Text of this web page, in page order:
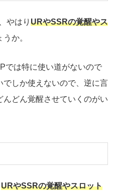
やはり URやSSRの覚醒やス
か。
では特に使い道がないので
しか使えないので、逆に言
んどん覚醒させていくのがい
URやSSRの覚醒やスロット